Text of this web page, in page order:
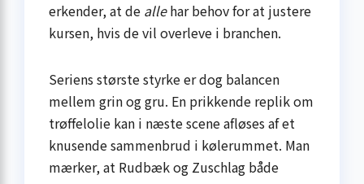
erkender, at de allehar behov for at justere
kursen, hvis de vil overleve i branchen.
Seriens største styrke er dog balancen
mellem grin og gru. En prikkende replik om
trøffelolie kan i næste scene afløses af et
knusende sammenbrud i kølerummet. Man
mærker, at Rudbæk og Zuschlag både